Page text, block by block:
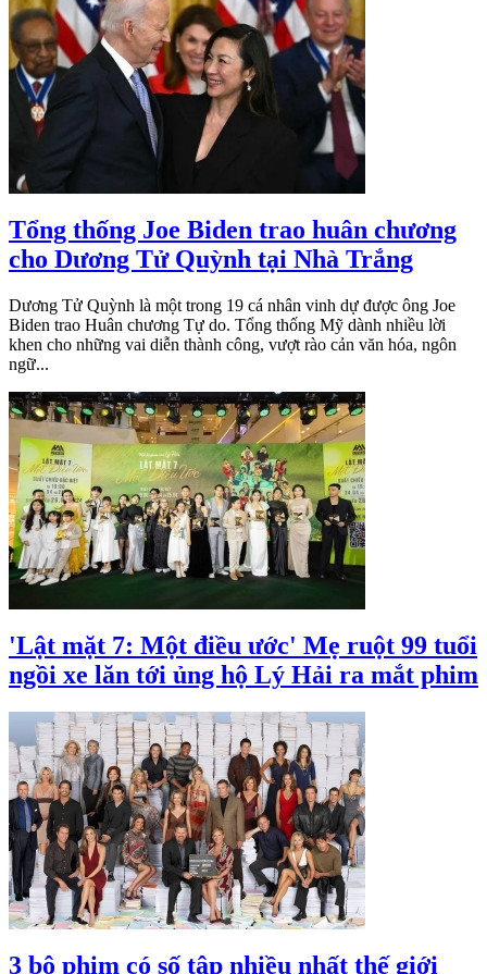
Tổng thống Joe Biden trao huân chương
cho Dương Tử Quỳnh tại Nhà Trắng
Dương Tử Quỳnh là một trong 19 cá nhân vinh dự được ông Joe
Biden trao Huân chương Tự do. Tổng thống Mỹ dành nhiều lời
khen cho những vai diễn thành công, vượt rào cản văn hóa, ngôn
ngữ...
'Lật mặt 7: Một điều ước' Mẹ ruột 99 tuổi
ngồi xe lăn tới ủng hộ Lý Hải ra mắt phim
3 bộ phim có số tập nhiều nhất thế giới